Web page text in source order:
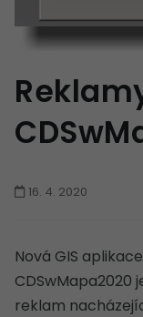
FAQ
Hledat
na
webu
Hledat
na
webu
16. 4. 2020
Nová GIS
CDSwMapa2020
reklam